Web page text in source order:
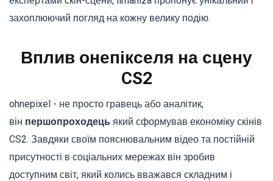
захоплюючий погляд на кожну велику подію.
Вплив онепікселя на сцену
CS2
ohnepixel - не просто гравець або аналітик,
він першопроходець який сформував економіку скінів
CS2. Завдяки своїм пояснювальним відео та постійній
присутності в соціальних мережах він зробив
доступним світ, який колись вважався складним і